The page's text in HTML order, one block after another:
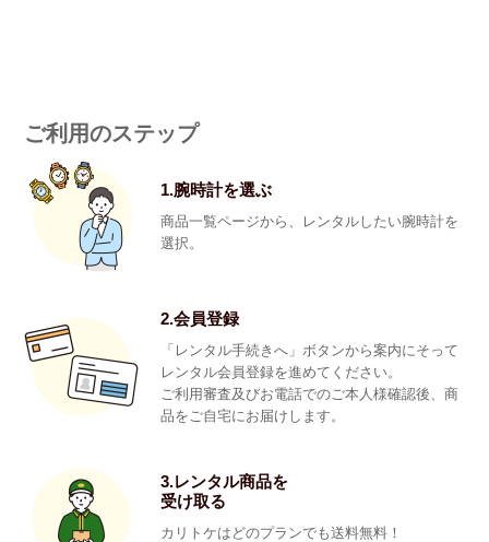
ご利用のステップ
1.腕時計を選ぶ
商品一覧ページから、レンタルしたい腕時計を
選択。
2.会員登録
「レンタル手続きへ」ボタンから案内にそって
レンタル会員登録を進めてください。
ご利用審査及びお電話でのご本人様確認後、商
品をご自宅にお届けします。
3.レンタル商品を
受け取る
カリトケはどのプランでも送料無料！